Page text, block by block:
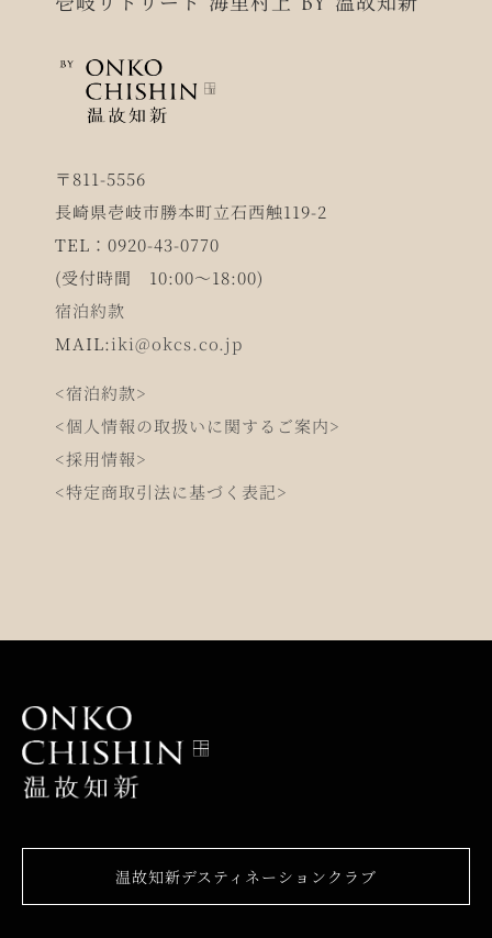
壱岐リトリート 海里村上 BY 温故知新
〒811-5556
長崎県壱岐市勝本町立石西触119-2
TEL：0920-43-0770
(受付時間 10:00～18:00)
宿泊約款
MAIL:iki@okcs.co.jp
<宿泊約款>
<個人情報の取扱いに関するご案内>
<採用情報>
<特定商取引法に基づく表記>
温故知新デスティネーションクラブ